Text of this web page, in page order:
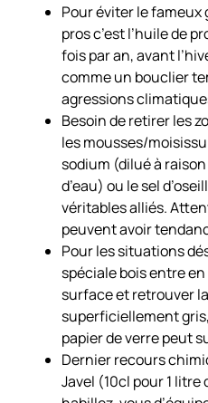
Pour éviter le fameux
pros c’est l’huile de
fois par an, avant
comme un bouclier
agressions
Besoin de retirer les
les mousses/
sodium (dilué à
d’eau) ou le sel
véritables alliés.
peuvent avoir
Pour les situations
spéciale bois entre
surface et retrouver
superficiellement
papier de verre peut
Dernier recours
Javel (10cl pour 1 litre